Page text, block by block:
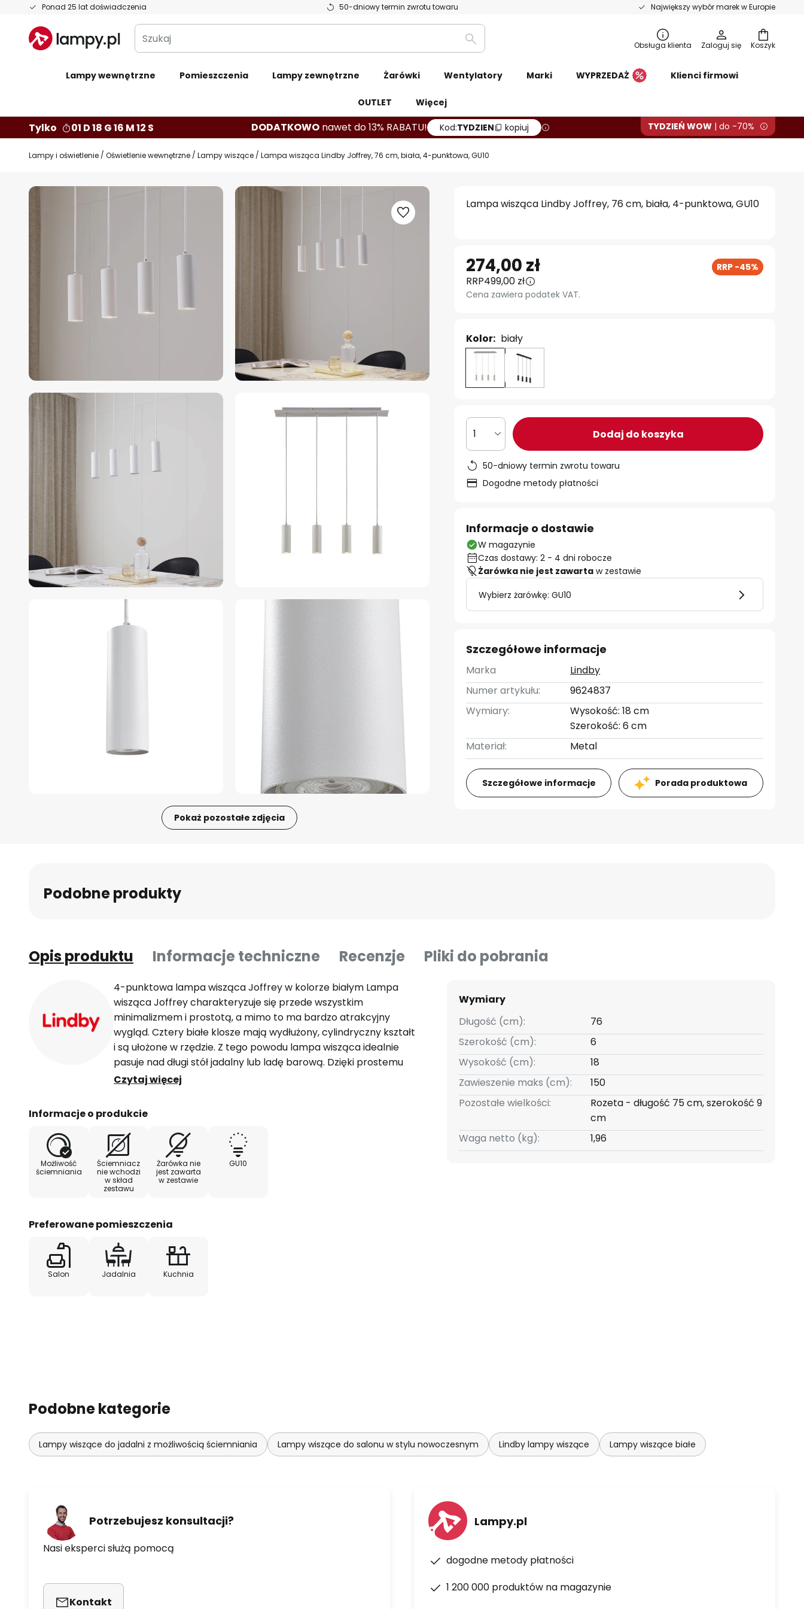
Ponad 25 lat doświadczenia 50-dniowy termin zwrotu towaru Największy wybór marek w Europie
Przejdź
treści
Koszyk
Szukaj
Szukaj
Obsługa klienta Zaloguj się
Lampy wewnętrzne Pomieszczenia Lampy zewnętrzne Żarówki Wentylatory Marki WYPRZEDAŻ Klienci firmowi
OUTLET Więcej
Tylko 01 D 18 G 16 M 11 S DODATKOWO nawet do 13% RABATU! Kod:TYDZIEN kopiuj TYDZIEŃ WOW | do -70%
Lampy i oświetlenie Oświetlenie wewnętrzne Lampy wiszące Lampa wisząca Lindby Joffrey, 76 cm, biała, 4-punktowa, GU10
Przejdź
koniec
Pokaż pozostałe zdjęcia
Lampa wisząca Lindby Joffrey, 76 cm, biała, 4-punktowa, GU10
274,00 zł RRP -45%
RRP499,00 zł
Cena zawiera podatek VAT.
Kolor: biały
1 Dodaj do koszyka
50-dniowy termin zwrotu towaru
Dogodne metody płatności
Informacje o dostawie
W magazynie
Czas dostawy: 2 - 4 dni robocze
Żarówka nie jest zawarta w zestawie
Wybierz żarówkę: GU10
Szczegółowe informacje
Marka
Lindby
Numer artykułu:
9624837
Wymiary:
Wysokość: 18 cm
Szerokość: 6 cm
Materiał:
Metal
Szczegółowe informacje Porada produktowa
Podobne produkty
Opis produktu Informacje techniczne Recenzje Pliki do pobrania
4-punktowa lampa wisząca Joffrey w kolorze białym Lampa
wisząca Joffrey charakteryzuje się przede wszystkim
minimalizmem i prostotą, a mimo to ma bardzo atrakcyjny
wygląd. Cztery białe klosze mają wydłużony, cylindryczny kształt
i są ułożone w rzędzie. Z tego powodu lampa wisząca idealnie
pasuje nad długi stół jadalny lub ladę barową. Dzięki prostemu
wzornictwu i stonowanej kolorystyce Joffrey można łączyć z
Czytaj więcej
Informacje o produkcie
Możliwość
ściemniania
Ściemniacz
nie wchodzi
w skład
zestawu
Żarówka nie
jest zawarta
w zestawie
GU10
Preferowane pomieszczenia
Salon Jadalnia Kuchnia
Wymiary
Długość (cm):
76
Szerokość (cm):
6
Wysokość (cm):
18
Zawieszenie maks (cm):
150
Pozostałe wielkości:
Rozeta - długość 75 cm, szerokość 9
cm
Waga netto (kg):
1,96
Podobne kategorie
Lampy wiszące do jadalni z możliwością ściemniania Lampy wiszące do salonu w stylu nowoczesnym Lindby lampy wiszące Lampy wiszące białe
Potrzebujesz konsultacji?
Nasi eksperci służą pomocą
Kontakt
Lampy.pl
dogodne metody płatności
1 200 000 produktów na magazynie